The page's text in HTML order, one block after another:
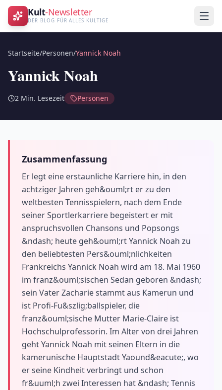
Kult-Newsletter
DER BLOG FÜR ALLES KULTIGE
Startseite/Personen/Yannick Noah
Yannick Noah
2 Min. Lesezeit Personen
Zusammenfassung
Er legt eine erstaunliche Karriere hin, in den
achtziger Jahren geh&ouml;rt er zu den
weltbesten Tennisspielern, nach dem Ende
seiner Sportlerkarriere begeistert er mit
anspruchsvollen Chansons und Popsongs
&ndash; heute geh&ouml;rt Yannick Noah zu
den beliebtesten Pers&ouml;nlichkeiten
Frankreichs Yannick Noah wird am 18. Mai 1960
im franz&ouml;sischen Sedan geboren &ndash;
sein Vater Zacharie stammt aus Kamerun und
ist Profi-Fu&szlig;ballspieler, die
franz&ouml;sische Mutter Marie-Claire ist
Hochschulprofessorin. Im Alter von drei Jahren
geht Yannick Noah mit seinen Eltern in die
kamerunische Hauptstadt Yaound&eacute;, wo
er seine Kindheit verbringt und schon
fr&uuml;h zwei Interessen hat &ndash; Tennis